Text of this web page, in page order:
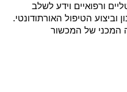
ורפואיים וידע לשלב
וביצוע הטיפול האורתודונטי.
המכני של המכשור